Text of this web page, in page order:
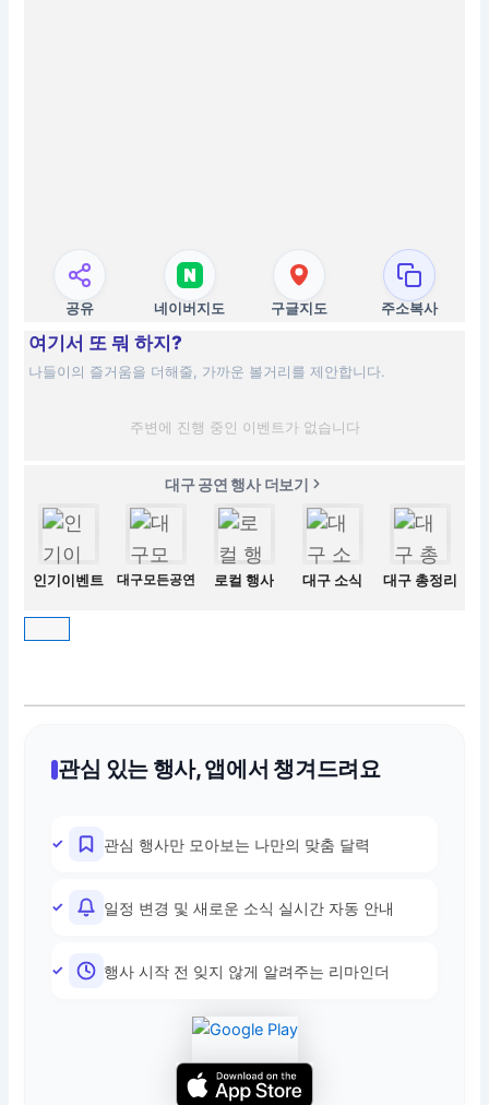
공유 네이버지도 구글지도 주소복사
여기서 또 뭐 하지?
나들이의 즐거움을 더해줄, 가까운 볼거리를 제안합니다.
주변에 진행 중인 이벤트가 없습니다
대구 공연 행사 더보기
인기이벤트 대구모든공연 로컬 행사 대구 소식 대구 총정리
관심 있는 행사, 앱에서 챙겨드려요
관심 행사만 모아보는 나만의 맞춤 달력
일정 변경 및 새로운 소식 실시간 자동 안내
행사 시작 전 잊지 않게 알려주는 리마인더